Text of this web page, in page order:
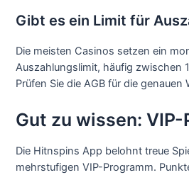
Gibt es ein Limit für
Die meisten Casinos setzen ein
Auszahlungslimit, häufig zwischen
Prüfen Sie die AGB für die genauen
Gut zu wissen: VIP-
Die Hitnspins App belohnt treue
mehrstufigen VIP-Programm.